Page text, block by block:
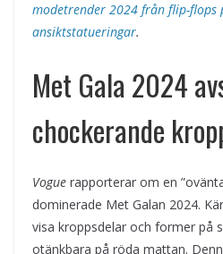
modetrender 2024 från flip-
ansiktstatueringar.
Met Gala 2024
chockerande
Vogue rapporterar om en
dominerade Met Galan 2024.
visa kroppsdelar och former på
otänkbara på röda mattan.